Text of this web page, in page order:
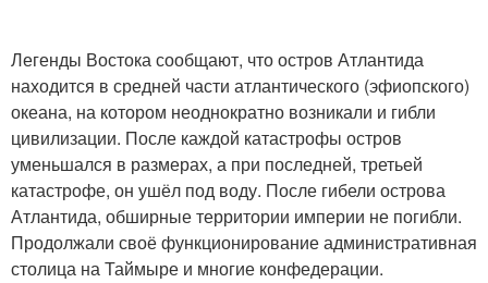
Легенды Востока сообщают, что остров Атлантида
находится в средней части атлантического (эфиопского)
океана, на котором неоднократно возникали и гибли
цивилизации. После каждой катастрофы остров
уменьшался в размерах, а при последней, третьей
катастрофе, он ушёл под воду. После гибели острова
Атлантида, обширные территории империи не погибли.
Продолжали своё функционирование административная
столица на Таймыре и многие конфедерации.